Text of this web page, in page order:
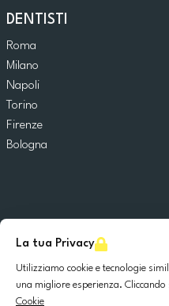
La tua Privacy
Utilizziamo cookie e tecnologie
una migliore esperienza.
Cookie
DENTISTI
Roma
Milano
Napoli
Torino
Firenze
Bologna